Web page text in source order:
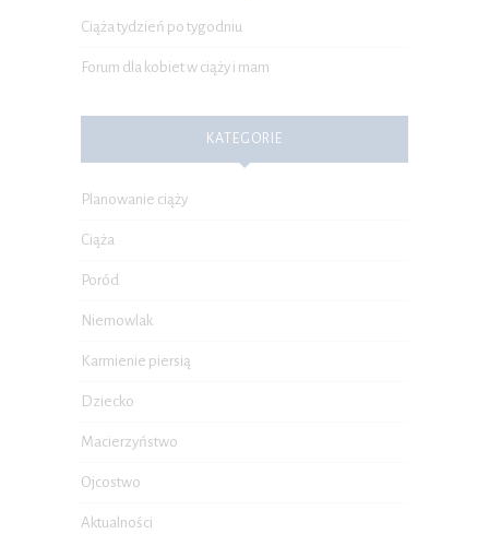
Ciąża tydzień po tygodniu
Forum dla kobiet w ciąży i mam
KATEGORIE
Planowanie ciąży
Ciąża
Poród
Niemowlak
Karmienie piersią
Dziecko
Macierzyństwo
Ojcostwo
Aktualności